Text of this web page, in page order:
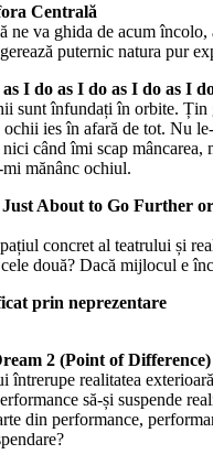
Centrală
ne va ghida de acum
puternic natura pur
I do as I do as I do as I
sunt înfundați în orbite. Țin
ies în afară de tot. Nu
când îmi scap mâncarea,
mi mănânc ochiul.
About to Go Further
concret al teatrului și
două? Dacă mijlocul e
prin neprezentare
2 (Point of Difference)
întrerupe realitatea
să-și suspende
din performance,